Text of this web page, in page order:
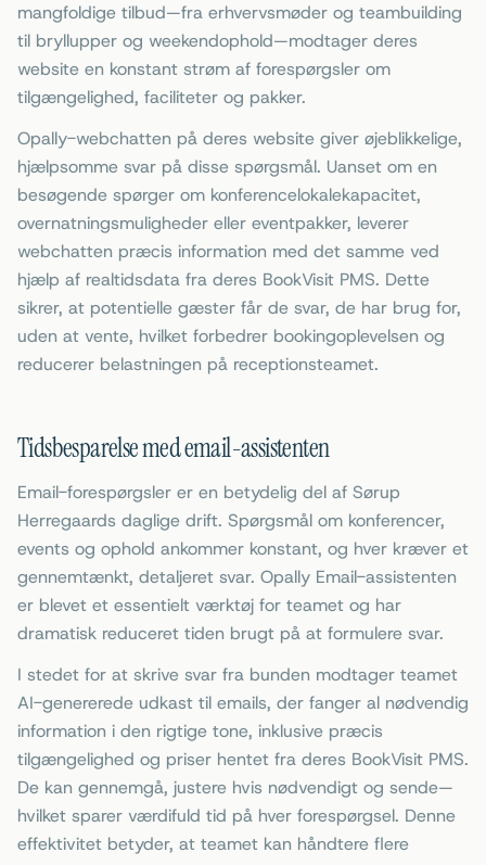
mangfoldige tilbud—fra erhvervsmøder og teambuilding
til bryllupper og weekendophold—modtager deres
website en konstant strøm af forespørgsler om
tilgængelighed, faciliteter og pakker.
Opally-webchatten på deres website giver øjeblikkelige,
hjælpsomme svar på disse spørgsmål. Uanset om en
besøgende spørger om konferencelokalekapacitet,
overnatningsmuligheder eller eventpakker, leverer
webchatten præcis information med det samme ved
hjælp af realtidsdata fra deres BookVisit PMS. Dette
sikrer, at potentielle gæster får de svar, de har brug for,
uden at vente, hvilket forbedrer bookingoplevelsen og
reducerer belastningen på receptionsteamet.
Tidsbesparelse med email-assistenten
Email-forespørgsler er en betydelig del af Sørup
Herregaards daglige drift. Spørgsmål om konferencer,
events og ophold ankommer konstant, og hver kræver et
gennemtænkt, detaljeret svar. Opally Email-assistenten
er blevet et essentielt værktøj for teamet og har
dramatisk reduceret tiden brugt på at formulere svar.
I stedet for at skrive svar fra bunden modtager teamet
AI-genererede udkast til emails, der fanger al nødvendig
information i den rigtige tone, inklusive præcis
tilgængelighed og priser hentet fra deres BookVisit PMS.
De kan gennemgå, justere hvis nødvendigt og sende—
hvilket sparer værdifuld tid på hver forespørgsel. Denne
effektivitet betyder, at teamet kan håndtere flere